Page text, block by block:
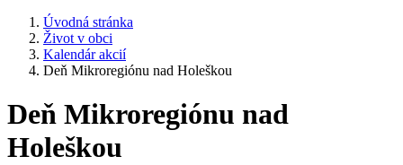
Úvodná stránka
Život v obci
Kalendár akcií
Deň Mikroregiónu nad Holeškou
Deň Mikroregiónu nad
Holeškou